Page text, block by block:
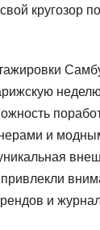
кругозор
и
и